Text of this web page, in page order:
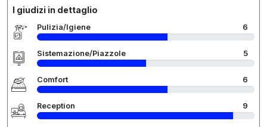
I giudizi in dettaglio
Pulizia/Igiene 6
Sistemazione/Piazzole 5
Comfort 6
Reception 9